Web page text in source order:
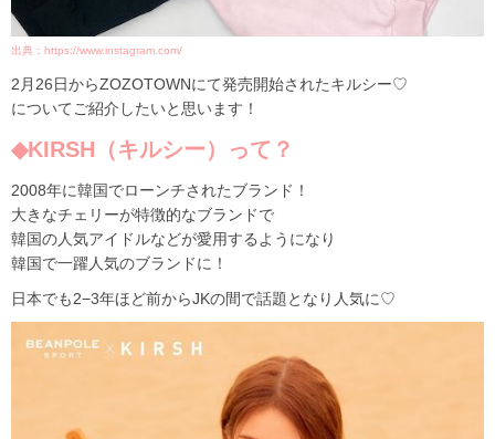
出典：https://www.instagram.com/
2月26日からZOZOTOWNにて発売開始されたキルシー♡
についてご紹介したいと思います！
◆KIRSH（キルシー）って？
2008年に韓国でローンチされたブランド！
大きなチェリーが特徴的なブランドで
韓国の人気アイドルなどが愛用するようになり
韓国で一躍人気のブランドに！
日本でも2−3年ほど前からJKの間で話題となり人気に♡